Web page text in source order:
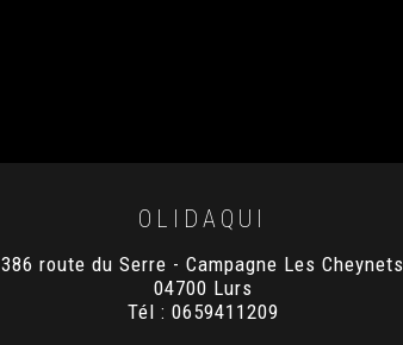
OLIDAQUI
386 route du Serre - Campagne Les Cheynets
04700 Lurs
Tél : 0659411209